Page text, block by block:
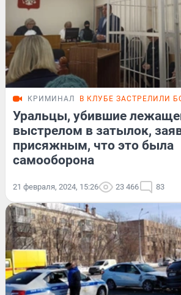
КРИМИНАЛ В КЛУБЕ ЗАСТРЕЛИЛИ
Уральцы, убившие
выстрелом в затылок,
присяжным, что это была
самооборона
21 февраля, 2024, 15:26 23 466 83